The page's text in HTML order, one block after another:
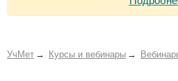
УчМет Курсы и вебинары